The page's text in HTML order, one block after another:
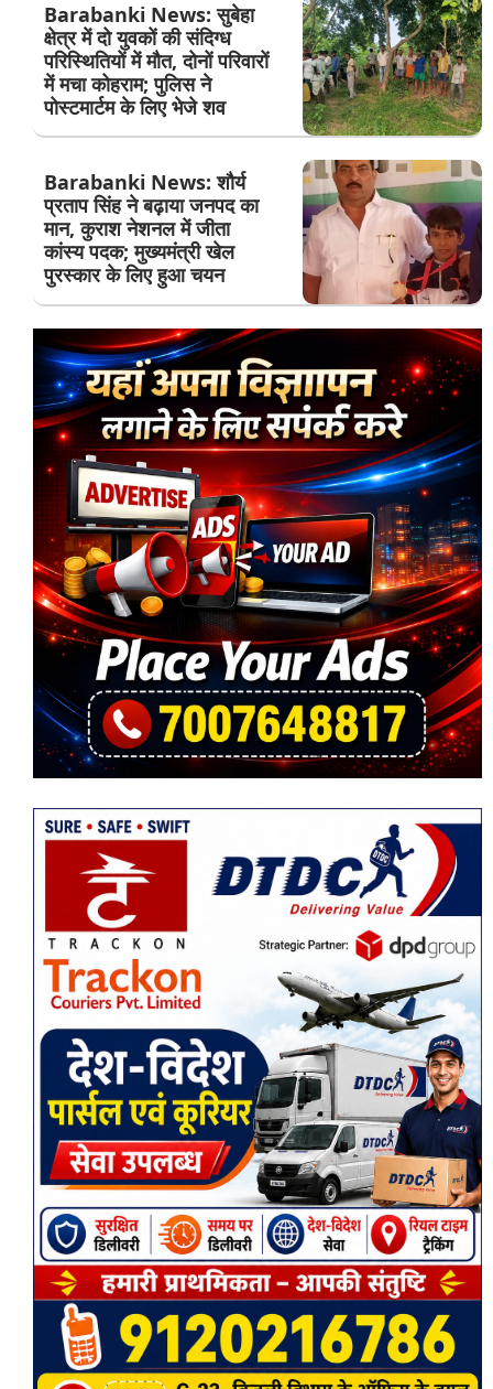
Barabanki News: सुबेहा
क्षेत्र में दो युवकों की संदिग्ध
परिस्थितियों में मौत, दोनों परिवारों
में मचा कोहराम; पुलिस ने
पोस्टमार्टम के लिए भेजे शव
Barabanki News: शौर्य
प्रताप सिंह ने बढ़ाया जनपद का
मान, कुराश नेशनल में जीता
कांस्य पदक; मुख्यमंत्री खेल
पुरस्कार के लिए हुआ चयन